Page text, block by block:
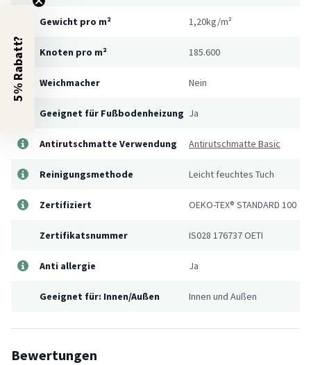
Gewicht pro m² 1,20kg/m²
Knoten pro m² 185.600
Weichmacher Nein
Geeignet für Fußbodenheizung Ja
Antirutschmatte Verwendung Antirutschmatte Basic
Reinigungsmethode Leicht feuchtes Tuch
Zertifiziert OEKO-TEX® STANDARD 100
Zertifikatsnummer IS028 176737 OETI
Anti allergie Ja
Geeignet für: Innen/Außen Innen und Außen
Bewertungen
5% Rabatt?